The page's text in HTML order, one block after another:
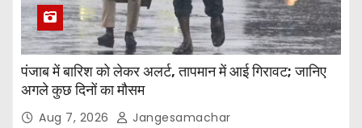
पंजाब में बारिश को लेकर अलर्ट, तापमान में आई गिरावट; जानिए
अगले कुछ दिनों का मौसम
Aug 7, 2026 Jangesamachar